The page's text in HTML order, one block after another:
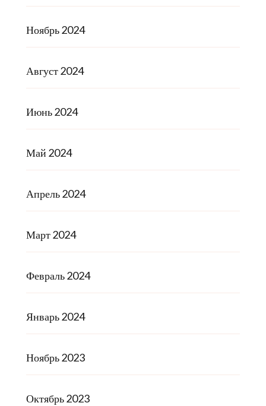
Ноябрь 2024
Август 2024
Июнь 2024
Май 2024
Апрель 2024
Март 2024
Февраль 2024
Январь 2024
Ноябрь 2023
Октябрь 2023